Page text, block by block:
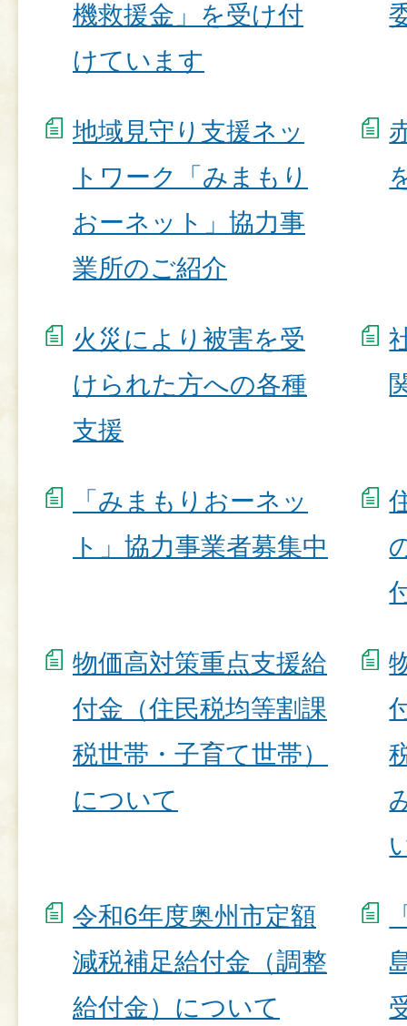
機救援金」を受け付
けています
地域見守り支援ネッ
トワーク「みまもり
おーネット」協力事
業所のご紹介
火災により被害を受
けられた方への各種
支援
「みまもりおーネッ
ト」協力事業者募集中
物価高対策重点支援給
付金（住民税均等割課
税世帯・子育て世帯）
について
令和6年度奥州市定額
減税補足給付金（調整
給付金）について